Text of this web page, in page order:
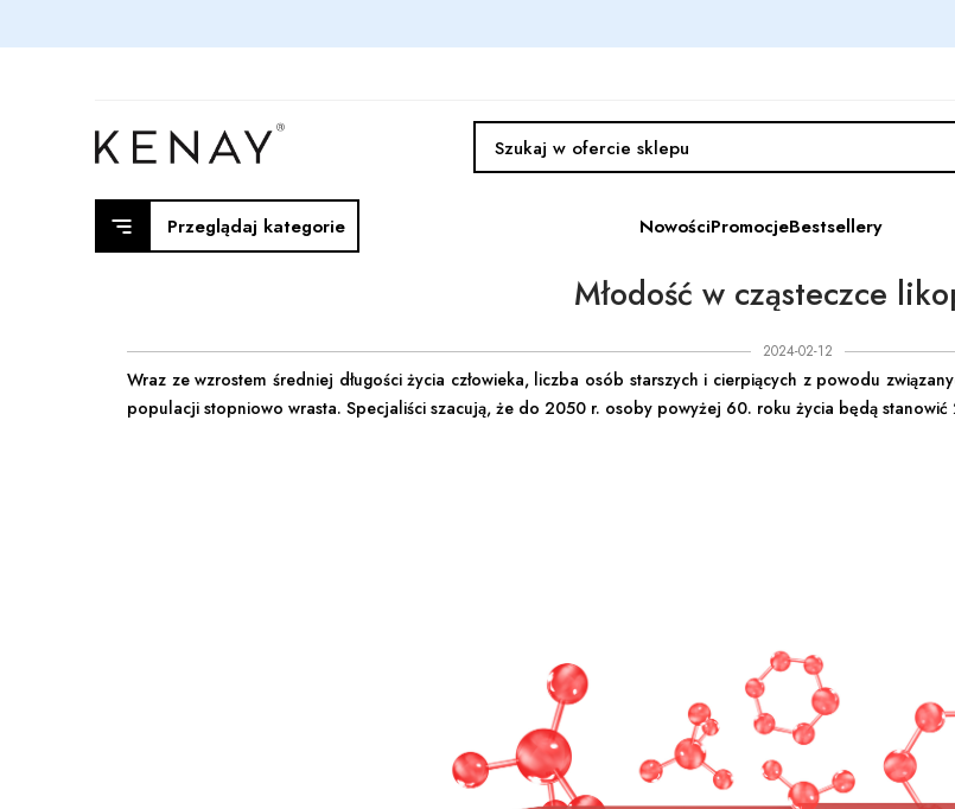
Przeglądaj kategorie NowościPromocjeBestsellery
Młodość w cząsteczce
2024-02-12
Wraz ze wzrostem średniej długości życia człowieka, liczba osób starszych i cierpiących z powodu
populacji stopniowo wrasta. Specjaliści szacują, że do 2050 r. osoby powyżej 60. roku życia będą